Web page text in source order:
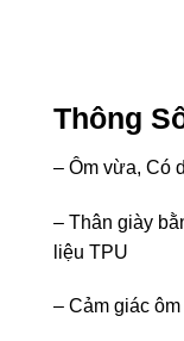
Thông
– Ôm vừa, Có
– Thân giày
liệu TPU
– Cảm giác ôm